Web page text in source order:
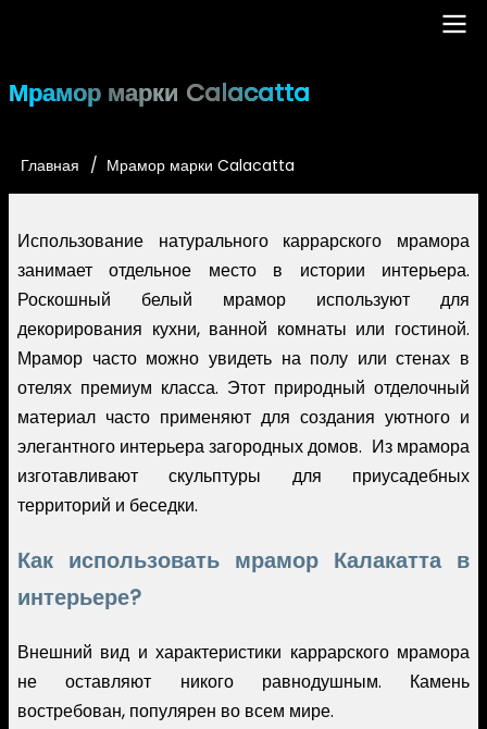
содержанию
Main
Мрамор марки Calacatta
Строка
Главная Мрамор марки Calacatta
Использование натурального каррарского мрамора
занимает отдельное место в истории интерьера.
Роскошный белый мрамор используют для
декорирования кухни, ванной комнаты или гостиной.
Мрамор часто можно увидеть на полу или стенах в
отелях премиум класса. Этот природный отделочный
материал часто применяют для создания уютного и
элегантного интерьера загородных домов. Из мрамора
изготавливают скульптуры для приусадебных
территорий и беседки.
Как использовать мрамор Калакатта в
интерьере?
Внешний вид и характеристики каррарского мрамора
не оставляют никого равнодушным. Камень
востребован, популярен во всем мире.